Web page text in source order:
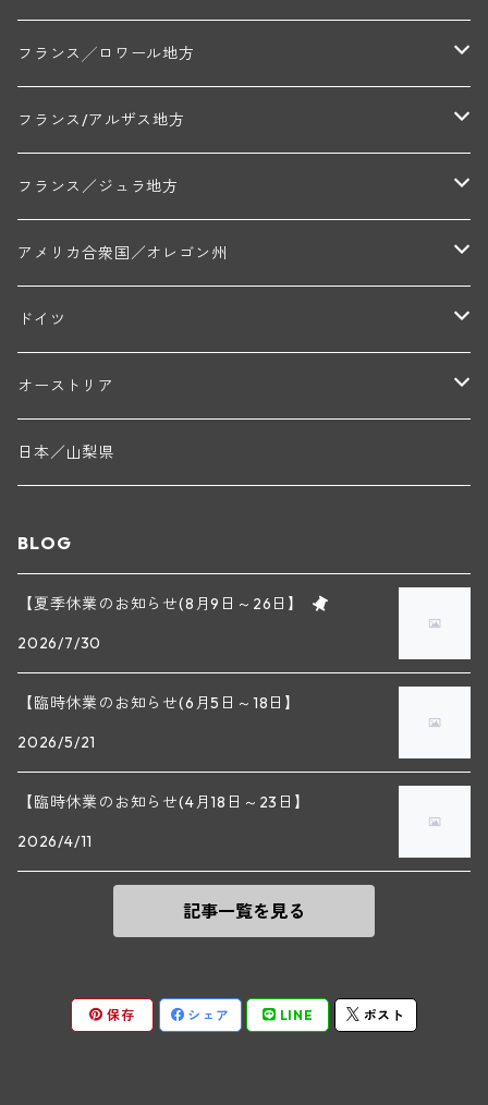
セラファン・ペール・エ・フィス(ジュヴレ・シャンベルタン)
エマニュエル・ルジェ(フラジェ・エシェゾー)
ニコラ・ルジェ(フラジェ・エシェゾー)
メオ・カミュゼ・フレール・エ・スール(ヴォーヌ・ロマネ)
アンリ・グージュ(ニュイ・サン・ジョルジュ)
ルー・デュモン(ジュヴレ・シャンベルタン)
アンリ・ルブルソー(ジュヴレ・シャンベルタン)
フランソワーズ・ジャニアール(ペルナン・ヴェルジュレス)
マルキ・ダンジェルヴィル(ヴォルネー)
ドニ・ペール・エ・フィス(ペルナン・ヴェルジュレス)
コント・ラフォン(ムルソー)
フランソワ・ミクルスキ(ムルソー)
バンジャマン・ルルー(ボーヌ)
ルフレーヴ(ピュリニー・モンラッシェ)
ドミニク・ラフォン(ムルソー)
ガニャール・ドラグランジュ(シャサーニュ・モンラッシェ)
コート・シャロネーズ地区
ロワイエ(コート・デュ・クーショワ)
A&Pド・ヴィレーヌ(ブーズロン)
マコネ地区
マンシア・ポンセ(シャントレ)
ボージョレ地区
フランク・ジュイヤール(ジュリエナ)
ギイ・ブルトン(モルゴン)
ジャン・ルイ・シャーヴ・セレクション(エルミタージュ)
ル・ヴュー・ドンジョン(シャトーヌフ・デュ・パプ)
シャトー・ライヤ(シャトーヌフ・デュ・パプ)
ド・ロルチュ(ヴァルフローネ)
ヴァン・ド・ペイ・ド・レロー
ムーラン・ド・ガサック
アントル・ドゥー・メール地区
シャトー・レストリーユ
メドック地区
シャトー・ル・タンプル
フランス╱ロワール地方
ペイ・ナンテ地区
デ・オー・ペミオン(ムスカデ)
サントル・ニヴェルネ地区
ディディエ・ダグノー(プイィ・フュメ)
レジス・ミネ(プイィ・フュメ)
トゥーレーヌ地区
ド・ラ・ノブレ(シノン)
フランス/アルザス地方
ロリー・ガスマン
フランス／ジュラ地方
アルボワ
ペリカン
アメリカ合衆国／オレゴン州
ウィラメット・ヴァレー
ニコラ・ジェイ
ドイツ
ラインガウ
ゲオルグ・ブロイヤー
フランケン
オーストリア
テルメンレギオン
マラート
シュタット・クレムス
ヒルシュ
シュロス・ゴベルスブルグ
ビルギット・アイヒンガー
ユルチッチ・ゾンホーフ
ヴァーグラム
二グル
レート
ミッテルブルゲンランド
ヴェーニンガー
ヴィーニンガー
ズュート・シュタイヤーマルク
日本／山梨県
BLOG
【夏季休業のお知らせ(8月9日～26日】
2026/7/30
【臨時休業のお知らせ(6月5日～18日】
2026/5/21
【臨時休業のお知らせ(4月18日～23日】
2026/4/11
記事一覧を見る
保存 シェア LINE ポスト